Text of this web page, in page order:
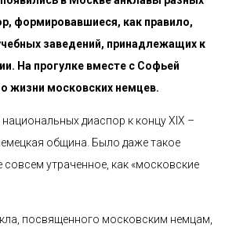
формировавшиеся, как правило,
заведений, принадлежащих к
На прогулке вместе с Софьей
жизни московских немцев.
диаспор к концу XIX –
община. Было даже такое
утраченное, как «московские
посвященного московским немцам,